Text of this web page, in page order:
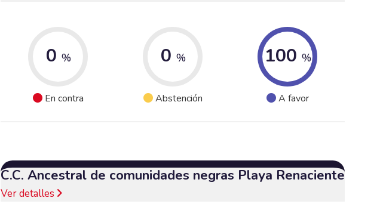
0 %
En contra
0 %
Abstención
100 %
A favor
C.C. Ancestral de comunidades negras Playa Renaciente
Ver detalles